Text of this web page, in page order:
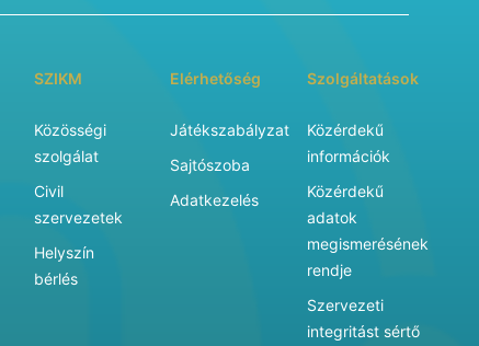
SZIKM
Közösségi
szolgálat
Civil
szervezetek
Helyszín
bérlés
Elérhetőség
Játékszabályzat
Sajtószoba
Adatkezelés
Szolgáltatások
Közérdekű
információk
Közérdekű
adatok
megismerésének
rendje
Szervezeti
integritást sértő